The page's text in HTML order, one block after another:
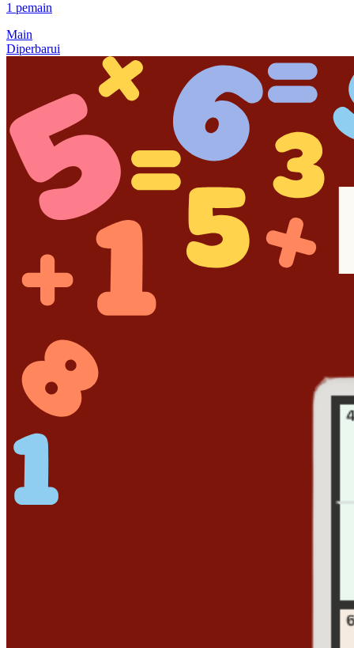
1 pemain
Main
Diperbarui